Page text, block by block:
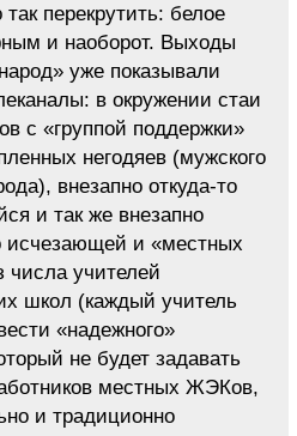
перекрутить: белое
и наоборот. Выходы
уже показывали
в окружении стаи
с «группой поддержки»
негодяев (мужского
внезапно откуда-то
и так же внезапно
исчезающей и «местных
числа учителей
школ (каждый учитель
«надежного»
не будет задавать
местных ЖЭКов,
и традиционно